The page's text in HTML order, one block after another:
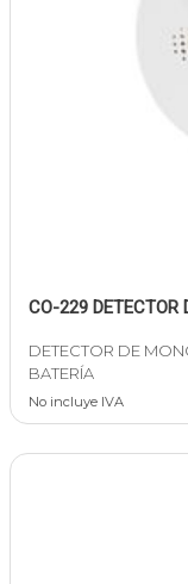
CO-229 DETECTOR
DETECTOR DE
BATERÍA
No incluye IVA